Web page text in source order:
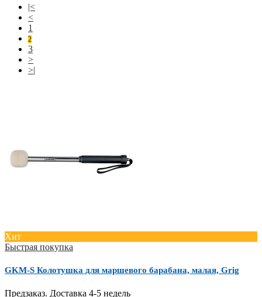
|<
<
1
2
3
>
>|
Хит
Быстрая покупка
GKM-S Колотушка для маршевого барабана, малая, Grig
Предзаказ. Доставка 4-5 недель